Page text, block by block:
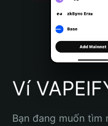
Português (Brasil)
Español (Argentina)
Ví
Bạn đang muốn